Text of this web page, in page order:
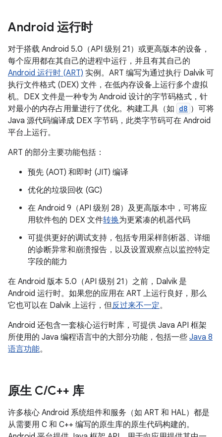
Android 运行时
对于搭载 Android 5.0（API 级别 21）或更高版本的设备，
每个应用都在其自己的进程中运行，并且有其自己的
Android 运行时 (ART) 实例。ART 编写为通过执行 Dalvik 可
执行文件格式 (DEX) 文件，在低内存设备上运行多个虚拟
机。DEX 文件是一种专为 Android 设计的字节码格式，针
对最小的内存占用量进行了优化。构建工具（如 d8 ）可将
Java 源代码编译成 DEX 字节码，此类字节码可在 Android
平台上运行。
ART 的部分主要功能包括：
预先 (AOT) 和即时 (JIT) 编译
优化的垃圾回收 (GC)
在 Android 9（API 级别 28）及更高版本中，可将应
用软件包的 DEX 文件转换为更紧凑的机器代码
可提供更好的调试支持，包括专用采样剖析器、详细
的诊断异常和崩溃报告，以及设置观察点以监控特定
字段的能力
在 Android 版本 5.0（API 级别 21）之前，Dalvik 是
Android 运行时。如果您的应用在 ART 上运行良好，那么
它也可以在 Dalvik 上运行，但反过来不一定。
Android 还包含一套核心运行时库，可提供 Java API 框架
所使用的 Java 编程语言中的大部分功能，包括一些 Java 8
语言功能。
原生 C/C++ 库
许多核心 Android 系统组件和服务（如 ART 和 HAL）都是
从需要用 C 和 C++ 编写的原生库的原生代码构建的。